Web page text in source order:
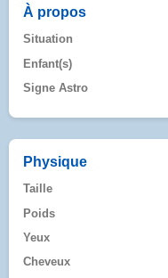
À propos
Situation
Enfant(s)
Signe Astro
Physique
Taille
Poids
Yeux
Cheveux